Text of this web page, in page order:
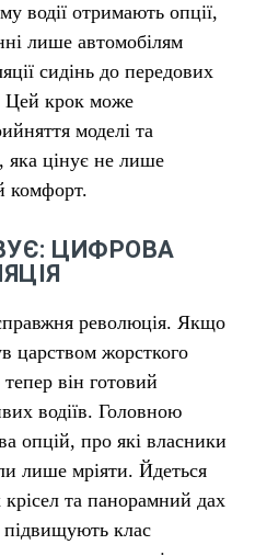
водії отримають опції,
лише автомобілям
сидінь до передових
Цей крок може
моделі та
яка цінує не лише
комфорт.
ЦИФРОВА
революція. Якщо
царством жорсткого
він готовий
водіїв. Головною
опцій, про які власники
лише мріяти. Йдеться
та панорамний дах
клас